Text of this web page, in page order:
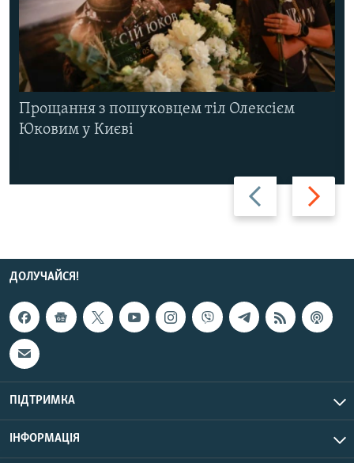
Назад Вперед
Прощання з пошуковцем тіл Олексієм
Юковим у Києві
ДОЛУЧАЙСЯ!
ПІДТРИМКА
ІНФОРМАЦІЯ